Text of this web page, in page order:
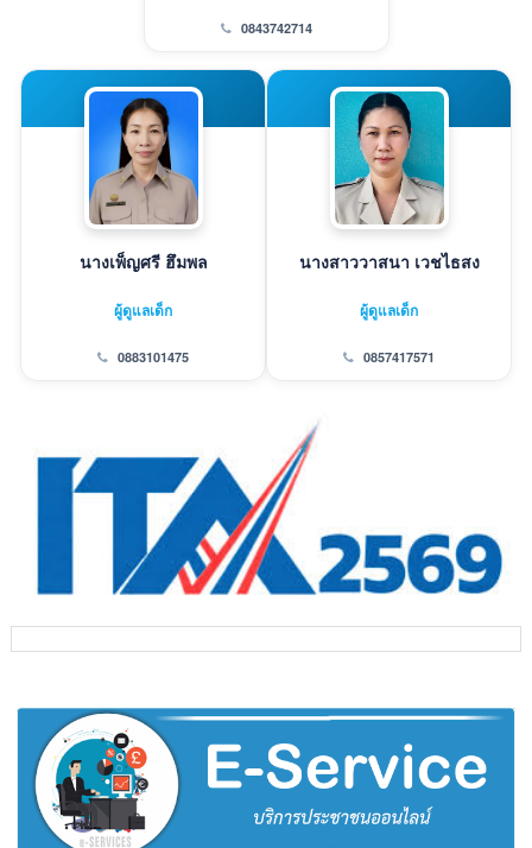
0843742714
นางเพ็ญศรี ฮึมพล
ผู้ดูแลเด็ก
0883101475
นางสาววาสนา เวชไธสง
ผู้ดูแลเด็ก
0857417571